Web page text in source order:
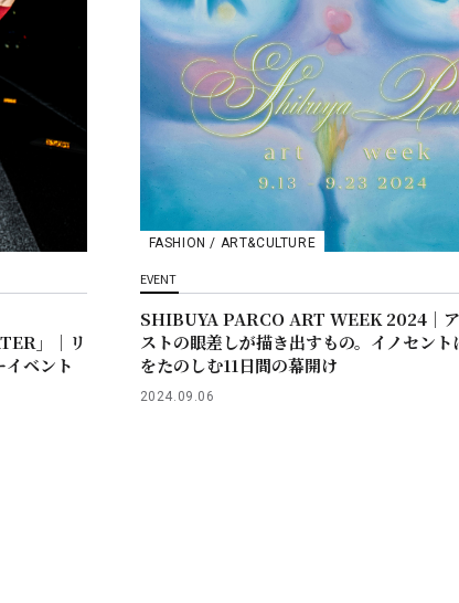
」｜リ
イベント
FASHION / ART&CULTURE
EVENT
SHIBUYA PARCO ART WEEK 2024｜ア
ストの眼差しが描き出すもの。イノセント
をたのしむ11日間の幕開け
2024.09.06